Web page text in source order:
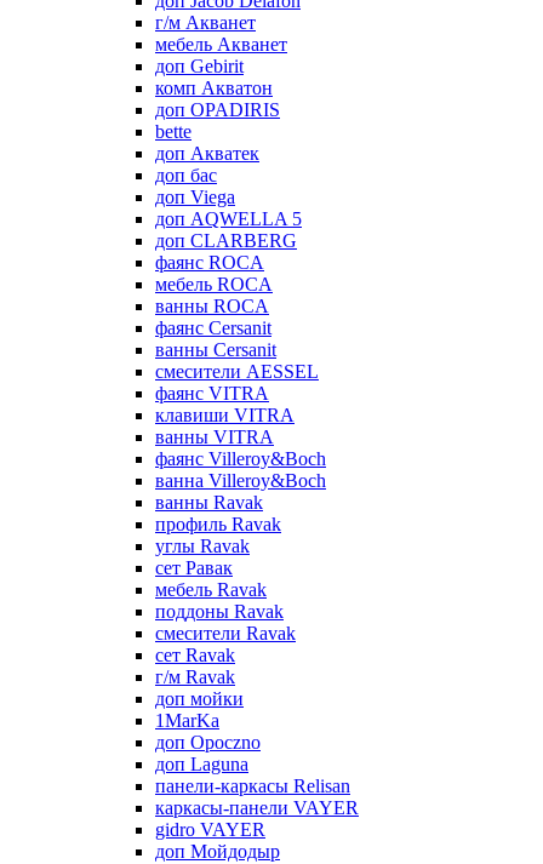
г/м Акванет
мебель Акванет
доп Gebirit
комп Акватон
доп OPADIRIS
bette
доп Акватек
доп бас
доп Viega
доп AQWELLA 5
доп CLARBERG
фаянс ROCA
мебель ROCA
ванны ROCA
фаянс Cersanit
ванны Cersanit
смесители AESSEL
фаянс VITRA
клавиши VITRA
ванны VITRA
фаянс Villeroy&Boch
ванна Villeroy&Boch
ванны Ravak
профиль Ravak
углы Ravak
сет Равак
мебель Ravak
поддоны Ravak
смесители Ravak
сет Ravak
г/м Ravak
доп мойки
1MarKa
доп Opoczno
доп Laguna
панели-каркасы Relisan
каркасы-панели VAYER
gidro VAYER
доп Мойдодыр